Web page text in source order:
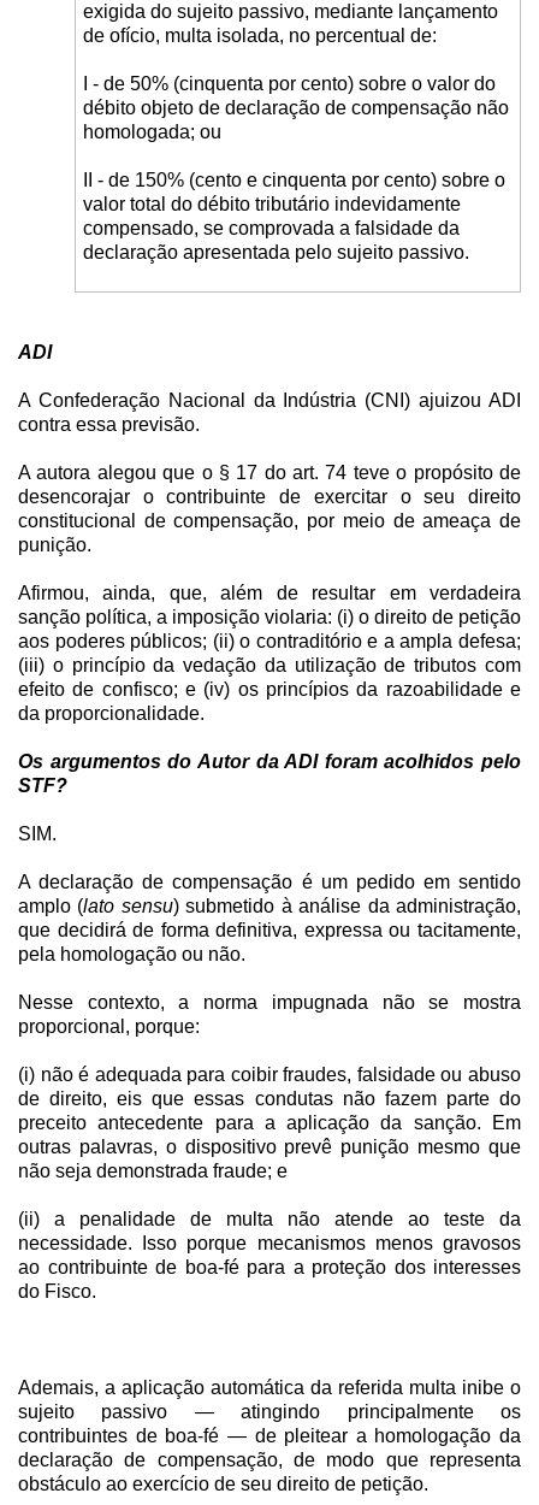
exigida do sujeito passivo, mediante lançamento
de ofício, multa isolada, no percentual de:
I - de 50% (cinquenta por cento) sobre o valor do
débito objeto de declaração de compensação não
homologada; ou
II - de 150% (cento e cinquenta por cento) sobre o
valor total do débito tributário indevidamente
compensado, se comprovada a falsidade da
declaração apresentada pelo sujeito passivo.
ADI
A Confederação Nacional da Indústria (CNI) ajuizou ADI
contra essa previsão.
A autora alegou que o § 17 do art. 74 teve o propósito de
desencorajar o contribuinte de exercitar o seu direito
constitucional de compensação, por meio de ameaça de
punição.
Afirmou, ainda, que, além de resultar em verdadeira
sanção política, a imposição violaria: (i) o direito de petição
aos poderes públicos; (ii) o contraditório e a ampla defesa;
(iii) o princípio da vedação da utilização de tributos com
efeito de confisco; e (iv) os princípios da razoabilidade e
da proporcionalidade.
Os argumentos do Autor da ADI foram acolhidos pelo
STF?
SIM.
A declaração de compensação é um pedido em sentido
amplo (lato sensu)submetido à análise da administração,
que decidirá de forma definitiva, expressa ou tacitamente,
pela homologação ou não.
Nesse contexto, a norma impugnada não se mostra
proporcional, porque:
(i) não é adequada para coibir fraudes, falsidade ou abuso
de direito, eis que essas condutas não fazem parte do
preceito antecedente para a aplicação da sanção. Em
outras palavras, o dispositivo prevê punição mesmo que
não seja demonstrada fraude; e
(ii) a penalidade de multa não atende ao teste da
necessidade. Isso porque mecanismos menos gravosos
ao contribuinte de boa-fé para a proteção dos interesses
do Fisco.
Ademais, a aplicação automática da referida multa inibe o
sujeito passivo — atingindo principalmente os
contribuintes de boa-fé — de pleitear a homologação da
declaração de compensação, de modo que representa
obstáculo ao exercício de seu direito de petição.